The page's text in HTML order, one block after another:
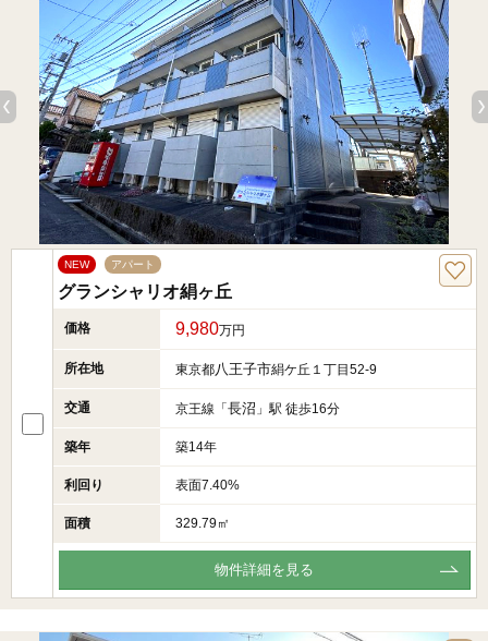
NEW アパート
グランシャリオ絹ヶ丘
価格 9,980万円
所在地 東京都八王子市絹ケ丘１丁目52-9
交通 京王線「 長沼 」駅 徒歩16分
築年 築14年
利回り 表面7.40%
面積 329.79㎡
物件詳細を見る